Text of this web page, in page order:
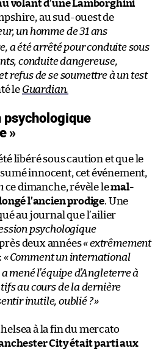
volant d’une Lamborghini
au sud-ouest de
un homme de 31 ans
a été arrêté pour conduite sous
conduite dangereuse,
refus de se soumettre à un test
le Guardian.
psychologique
»
libéré sous caution et que le
innocent, cet événement,
ce dimanche, révèle lemal-
l’ancien prodige. Une
au journal que l’ailier
psychologique
deux années« extrêmement
«Comment un international
mené l’équipe d’Angleterre à
au cours de la dernière
inutile, oublié ?»
à la fin du mercato
City était parti aux